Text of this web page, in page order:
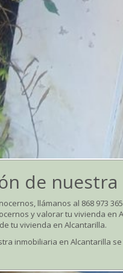
de
llámanos al 868 973
y valorar tu vivienda en
tu vivienda en Alcantarilla.
inmobiliaria en Alcantarilla